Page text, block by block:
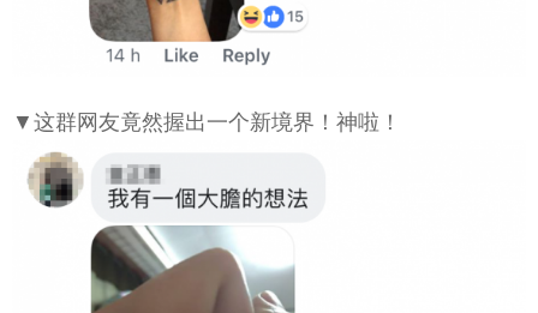
▼这群网友竟然握出一个新境界！神啦！